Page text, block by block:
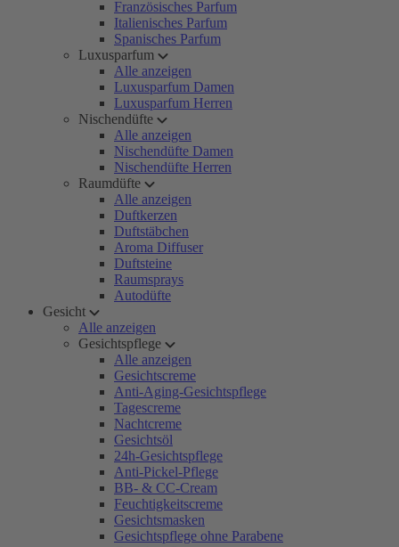
Französisches Parfum
Italienisches Parfum
Spanisches Parfum
Luxusparfum
Alle anzeigen
Luxusparfum Damen
Luxusparfum Herren
Nischendüfte
Alle anzeigen
Nischendüfte Damen
Nischendüfte Herren
Raumdüfte
Alle anzeigen
Duftkerzen
Duftstäbchen
Aroma Diffuser
Duftsteine
Raumsprays
Autodüfte
Gesicht
Alle anzeigen
Gesichtspflege
Alle anzeigen
Gesichtscreme
Anti-Aging-Gesichtspflege
Tagescreme
Nachtcreme
Gesichtsöl
24h-Gesichtspflege
Anti-Pickel-Pflege
BB- & CC-Cream
Feuchtigkeitscreme
Gesichtsmasken
Gesichtspflege ohne Parabene